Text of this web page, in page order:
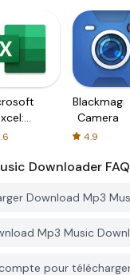
Blackmagic
Camera
4.9
Downloader FAQ